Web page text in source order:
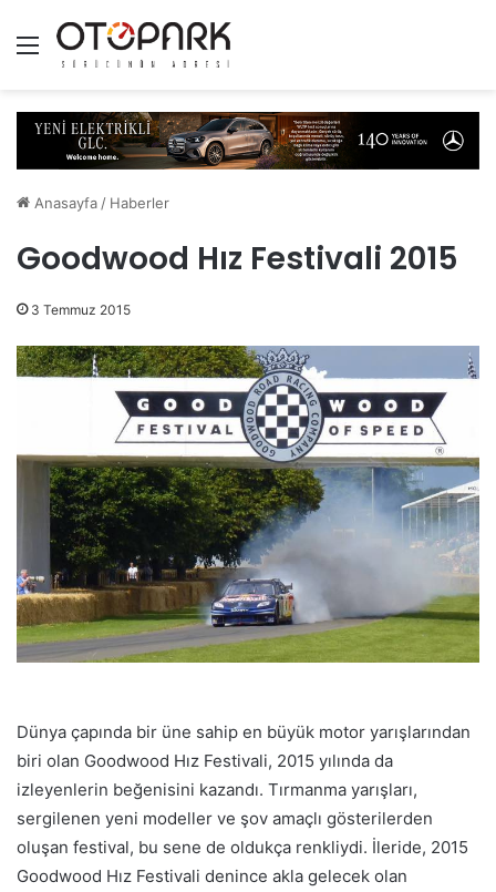
Menü
Anasayfa / Haberler
Goodwood Hız Festivali 2015
3 Temmuz 2015
Dünya çapında bir üne sahip en büyük motor yarışlarından
biri olan Goodwood Hız Festivali, 2015 yılında da
izleyenlerin beğenisini kazandı. Tırmanma yarışları,
sergilenen yeni modeller ve şov amaçlı gösterilerden
oluşan festival, bu sene de oldukça renkliydi. İleride, 2015
Goodwood Hız Festivali denince akla gelecek olan